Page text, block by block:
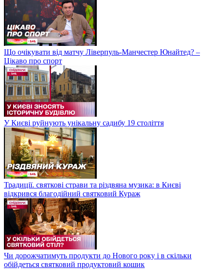
Що очікувати від матчу Ліверпуль-Манчестер Юнайтед? –
Цікаво про спорт
У Києві руйнують унікальну садибу 19 століття
Традиції. святкові страви та різдвяна музика: в Києві
відкрився благодійний святковий Кураж
Чи дорожчатимуть продукти до Нового року і в скільки
обійдеться святковий продуктовий кошик